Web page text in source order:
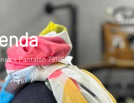
»Pantalón 791850